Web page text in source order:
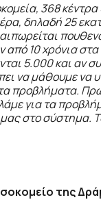
368
δηλαδή 25
από 10 χρόνια
5.000 και αν
να μάθουμε να
προβλήματα.
για τα
στο σύστημα.
της